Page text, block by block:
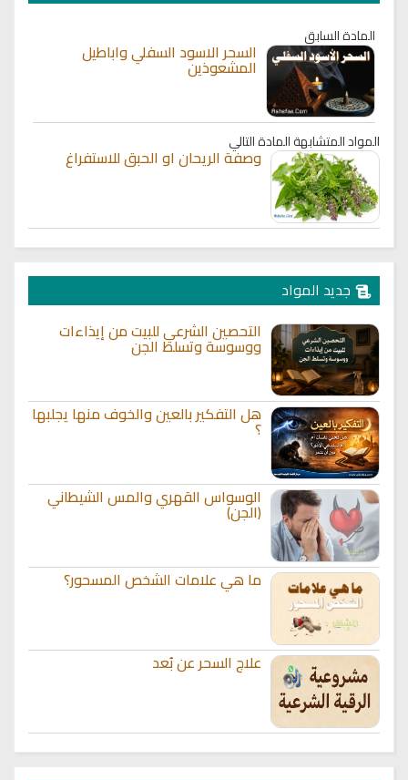
المادة السابق
السحر الاسود السفلي واباطيل
المشعوذين
المواد المتشابهةالمادة التالي
وصفة الريحان او الحبق للاستفراغ
جديد المواد
التحصين الشرعي للبيت من إيذاءات
ووسوسة وتسلط الجن
هل التفكير بالعين والخوف منها يجلبها
؟
الوسواس القهري والمس الشيطاني
(الجن)
ما هي علامات الشخص المسحور؟
علاج السحر عن بُعد